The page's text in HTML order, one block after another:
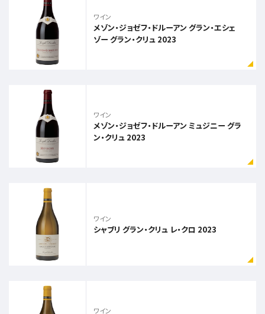
ワイン
メゾン・ジョゼフ・ドルーアン グラン・エシェ
ゾー グラン・クリュ 2023
ワイン
メゾン・ジョゼフ・ドルーアン ミュジニー グラ
ン・クリュ 2023
ワイン
シャブリ グラン・クリュ レ・クロ 2023
ワイン